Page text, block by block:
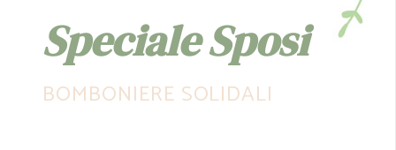
Speciale Sposi
BOMBONIERE SOLIDALI